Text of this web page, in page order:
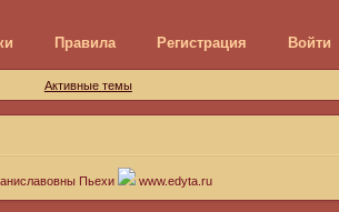
Правила Регистрация Войти
Активные темы
Пьехи www.edyta.ru